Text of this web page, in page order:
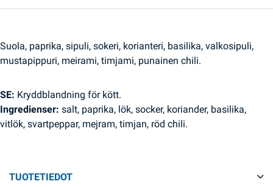
Suola, paprika, sipuli, sokeri, korianteri, basilika, valkosipuli,
mustapippuri, meirami, timjami, punainen chili.
SE: Kryddblandning för kött.
Ingredienser: salt, paprika, lök, socker, koriander, basilika,
vitlök, svartpeppar, mejram, timjan, röd chili.
TUOTETIEDOT